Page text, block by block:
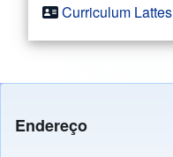
Curriculum Lattes
Endereço